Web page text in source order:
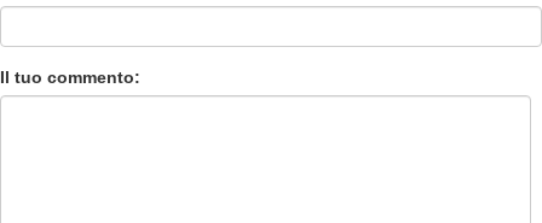
Il tuo commento: